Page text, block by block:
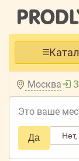
Москва
Это ваше
Да
Главная /
Варено-